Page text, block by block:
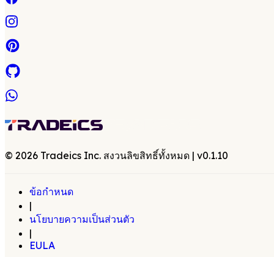
© 2026 Tradeics Inc. สงวนลิขสิทธิ์ทั้งหมด | v0.1.10
ข้อกำหนด
|
นโยบายความเป็นส่วนตัว
|
EULA